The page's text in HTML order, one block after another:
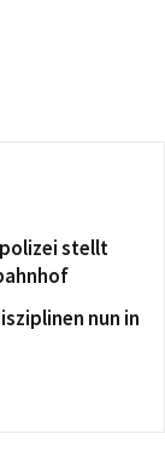
stellt
nun in